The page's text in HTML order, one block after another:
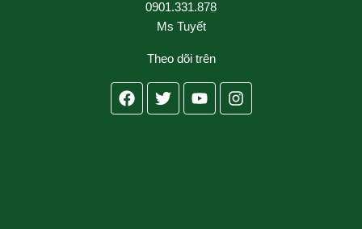
0901.331.878
Ms Tuyết
Theo dõi trên
Facebook
TwitterYoutubeInstagram